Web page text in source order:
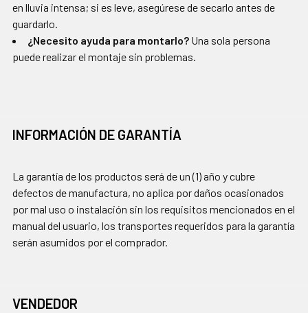
en lluvia intensa; si es leve, asegúrese de secarlo antes de
guardarlo.
¿Necesito ayuda para montarlo? Una sola persona
puede realizar el montaje sin problemas.
INFORMACIÓN DE GARANTÍA
La garantía de los productos será de un (1) año y cubre
defectos de manufactura, no aplica por daños ocasionados
por mal uso o instalación sin los requisitos mencionados en el
manual del usuario, los transportes requeridos para la garantía
serán asumidos por el comprador.
VENDEDOR